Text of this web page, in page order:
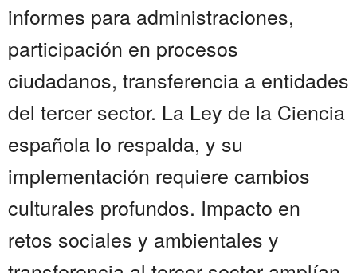
informes para administraciones,
participación en procesos
ciudadanos, transferencia a entidades
del tercer sector. La Ley de la Ciencia
española lo respalda, y su
implementación requiere cambios
culturales profundos. Impacto en
retos sociales y ambientales y